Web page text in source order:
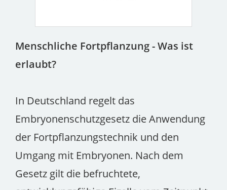
Menschliche Fortpflanzung - Was ist
erlaubt?
In Deutschland regelt das
Embryonenschutzgesetz die Anwendung
der Fortpflanzungstechnik und den
Umgang mit Embryonen. Nach dem
Gesetz gilt die befruchtete,